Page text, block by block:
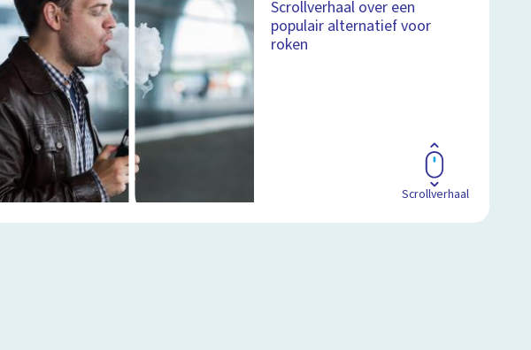
Scrollverhaal over een
populair alternatief voor
roken
Scrollverhaal